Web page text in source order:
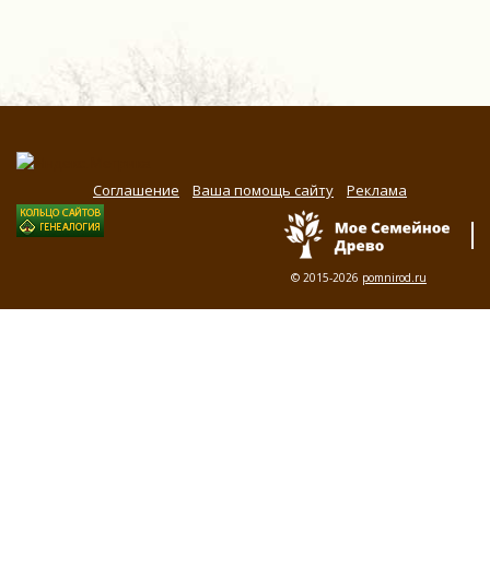
Соглашение Ваша помощь сайту Реклама
© 2015-2026 pomnirod.ru